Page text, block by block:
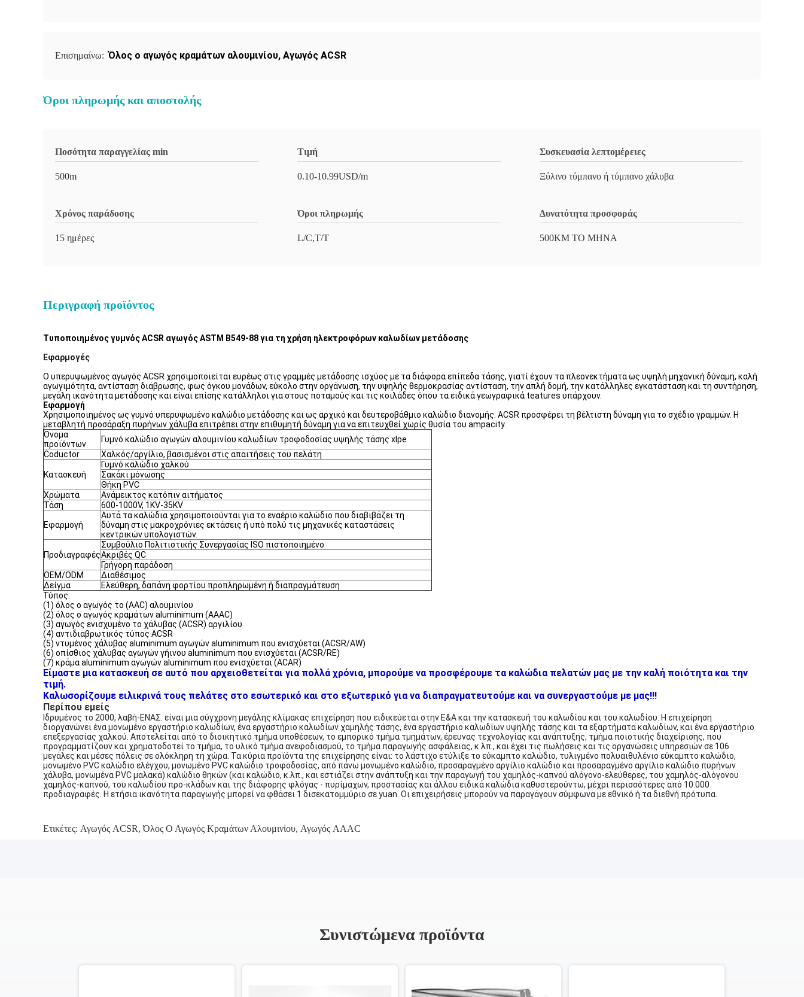
Επισημαίνω: Όλος ο αγωγός κραμάτων αλουμινίου, Αγωγός ACSR
Όροι πληρωμής και αποστολής
Ποσότητα παραγγελίας min
500m
Τιμή
0.10-10.99USD/m
Συσκευασία λεπτομέρειες
Ξύλινο τύμπανο ή τύμπανο χάλυβα
Χρόνος παράδοσης
15 ημέρες
Όροι πληρωμής
L/C,T/T
Δυνατότητα προσφοράς
500KM ΤΟ ΜΗΝΑ
Περιγραφή προϊόντος
Τυποποιημένος γυμνός ACSR αγωγός ASTM B549-88 για τη χρήση ηλεκτροφόρων καλωδίων μετάδοσης
Εφαρμογές
Ο υπερυψωμένος αγωγός ACSR χρησιμοποιείται ευρέως στις γραμμές μετάδοσης ισχύος με τα διάφορα επίπεδα τάσης, γιατί έχουν τα πλεονεκτήματα ως υψηλή μηχανική δύναμη, καλή
αγωγιμότητα, αντίσταση διάβρωσης, φως όγκου μονάδων, εύκολο στην οργάνωση, την υψηλής θερμοκρασίας αντίσταση, την απλή δομή, την κατάλληλες εγκατάσταση και τη συντήρηση,
μεγάλη ικανότητα μετάδοσης και είναι επίσης κατάλληλοι για στους ποταμούς και τις κοιλάδες όπου τα ειδικά γεωγραφικά teatures υπάρχουν.
Εφαρμογή
Χρησιμοποιημένος ως γυμνό υπερυψωμένο καλώδιο μετάδοσης και ως αρχικό και δευτεροβάθμιο καλώδιο διανομής. ACSR προσφέρει τη βέλτιστη δύναμη για το σχέδιο γραμμών. Η
μεταβλητή προσάραξη πυρήνων χάλυβα επιτρέπει στην επιθυμητή δύναμη για να επιτευχθεί χωρίς θυσία του ampacity.
Όνομα
προϊόντων
Γυμνό καλώδιο αγωγών αλουμινίου καλωδίων τροφοδοσίας υψηλής τάσης xlpe
Coductor
Χαλκός/αργίλιο, βασισμένοι στις απαιτήσεις του πελάτη
Κατασκευή
Γυμνό καλώδιο χαλκού
Σακάκι μόνωσης
Θήκη PVC
Χρώματα
Ανάμεικτος κατόπιν αιτήματος
Τάση
600-1000V, 1KV-35KV
Εφαρμογή
Αυτά τα καλώδια χρησιμοποιούνται για το εναέριο καλώδιο που διαβιβάζει τη
δύναμη στις μακροχρόνιες εκτάσεις ή υπό πολύ τις μηχανικές καταστάσεις
κεντρικών υπολογιστών.
Προδιαγραφές
Συμβούλιο Πολιτιστικής Συνεργασίας ISO πιστοποιημένο
Ακριβές QC
Γρήγορη παράδοση
OEM/ODM
Διαθέσιμος
Δείγμα
Ελεύθερη, δαπάνη φορτίου προπληρωμένη ή διαπραγμάτευση
Τύπος:
(1) όλος ο αγωγός το (AAC) αλουμινίου
(2) όλος ο αγωγός κραμάτων aluminimum (AAAC)
(3) αγωγός ενισχυμένο το χάλυβας (ACSR) αργιλίου
(4) αντιδιαβρωτικός τύπος ACSR
(5) ντυμένος χάλυβας aluminimum αγωγών aluminimum που ενισχύεται (ACSR/AW)
(6) οπίσθιος χάλυβας αγωγών γήινου aluminimum που ενισχύεται (ACSR/RE)
(7) κράμα aluminimum αγωγών aluminimum που ενισχύεται (ACAR)
Είμαστε μια κατασκευή σε αυτό που αρχειοθετείται για πολλά χρόνια, μπορούμε να προσφέρουμε τα καλώδια πελατών μας με την καλή ποιότητα και την
τιμή.
Καλωσορίζουμε ειλικρινά τους πελάτες στο εσωτερικό και στο εξωτερικό για να διαπραγματευτούμε και να συνεργαστούμε με μας!!!
Περίπου εμείς
Ιδρυμένος το 2000, λαβή-ΕΝΑΣ. είναι μια σύγχρονη μεγάλης κλίμακας επιχείρηση που ειδικεύεται στην Ε&Α και την κατασκευή του καλωδίου και του καλωδίου. Η επιχείρηση
διοργανώνει ένα μονωμένο εργαστήριο καλωδίων, ένα εργαστήριο καλωδίων χαμηλής τάσης, ένα εργαστήριο καλωδίων υψηλής τάσης και τα εξαρτήματα καλωδίων, και ένα εργαστήριο
επεξεργασίας χαλκού. Αποτελείται από το διοικητικό τμήμα υποθέσεων, το εμπορικό τμήμα τμημάτων, έρευνας τεχνολογίας και ανάπτυξης, τμήμα ποιοτικής διαχείρισης, που
προγραμματίζουν και χρηματοδοτεί το τμήμα, το υλικό τμήμα ανεφοδιασμού, το τμήμα παραγωγής ασφάλειας, κ.λπ., και έχει τις πωλήσεις και τις οργανώσεις υπηρεσιών σε 106
μεγάλες και μέσες πόλεις σε ολόκληρη τη χώρα. Τα κύρια προϊόντα της επιχείρησης είναι: το λάστιχο ετύλιξε το εύκαμπτο καλώδιο, τυλιγμένο πολυαιθυλένιο εύκαμπτο καλώδιο,
μονωμένο PVC καλώδιο ελέγχου, μονωμένο PVC καλώδιο τροφοδοσίας, από πάνω μονωμένο καλώδιο, προσαραγμένο αργίλιο καλώδιο και προσαραγμένο αργίλιο καλώδιο πυρήνων
χάλυβα, μονωμένα PVC μαλακά) καλώδιο θηκών (και καλώδιο, κ.λπ., και εστιάζει στην ανάπτυξη και την παραγωγή του χαμηλός-καπνού αλόγονο-ελεύθερες, του χαμηλός-αλόγονου
χαμηλός-καπνού, του καλωδίου προ-κλάδων και της διάφορης φλόγας - πυρίμαχων, προστασίας και άλλου ειδικά καλώδια καθυστερούντω, μέχρι περισσότερες από 10.000
προδιαγραφές. Η ετήσια ικανότητα παραγωγής μπορεί να φθάσει 1 δισεκατομμύριο σε yuan. Οι επιχειρήσεις μπορούν να παραγάγουν σύμφωνα με εθνικό ή τα διεθνή πρότυπα.
Ετικέτες: Αγωγός ACSR, Όλος Ο Αγωγός Κραμάτων Αλουμινίου, Αγωγός AAAC
Συνιστώμενα προϊόντα